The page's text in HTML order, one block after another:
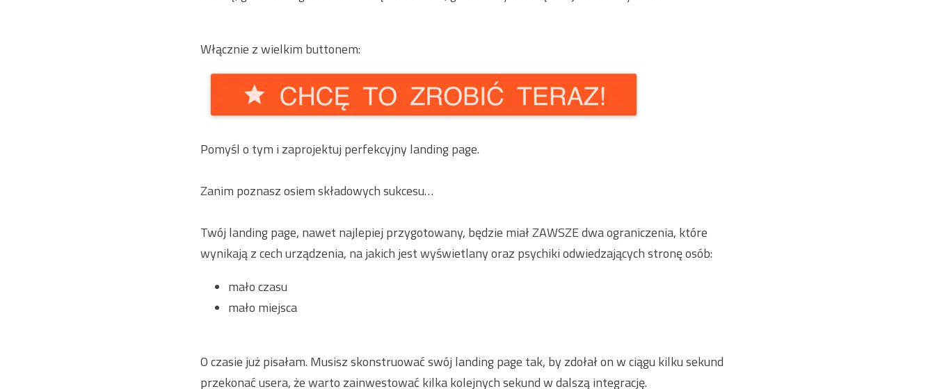
Włącznie z wielkim buttonem:
Pomyśl o tym i zaprojektuj perfekcyjny landing page.
Zanim poznasz osiem składowych sukcesu…
Twój landing page, nawet najlepiej przygotowany, będzie miał ZAWSZE dwa ograniczenia, które
wynikają z cech urządzenia, na jakich jest wyświetlany oraz psychiki odwiedzających stronę osób:
mało czasu
mało miejsca
O czasie już pisałam. Musisz skonstruować swój landing page tak, by zdołał on w ciągu kilku sekund
przekonać usera, że warto zainwestować kilka kolejnych sekund w dalszą integrację.